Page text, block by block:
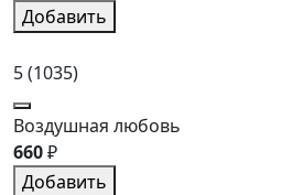
Добавить
5(1035)
Воздушная любовь
660₽
Добавить